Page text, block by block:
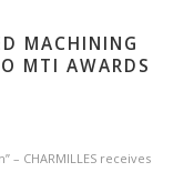
MACHINING
MTI AWARDS
– CHARMILLES receives